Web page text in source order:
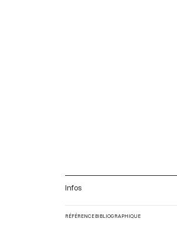
Infos
RÉFÉRENCE BIBLIOGRAPHIQUE